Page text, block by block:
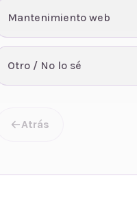
Mantenimiento web
Otro / No lo sé
Atrás